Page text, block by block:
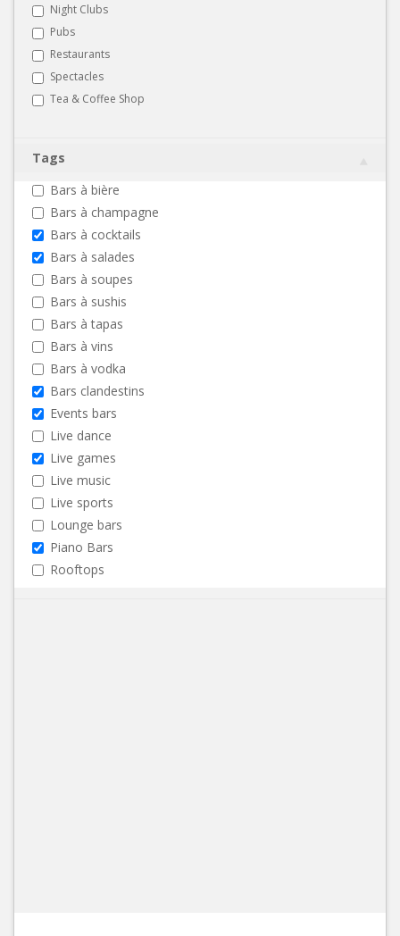
Night Clubs
Pubs
Restaurants
Spectacles
Tea & Coffee Shop
Tags
Bars à bière
Bars à champagne
Bars à cocktails
Bars à salades
Bars à soupes
Bars à sushis
Bars à tapas
Bars à vins
Bars à vodka
Bars clandestins
Events bars
Live dance
Live games
Live music
Live sports
Lounge bars
Piano Bars
Rooftops